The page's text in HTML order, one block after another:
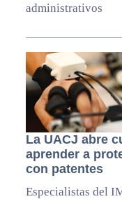
administrativos
La UACJ abre
aprender a
con patentes
Especialistas del